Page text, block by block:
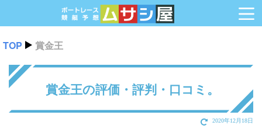
TOP 賞金王
賞金王の評価・評判・口コミ。
2020年12月18日